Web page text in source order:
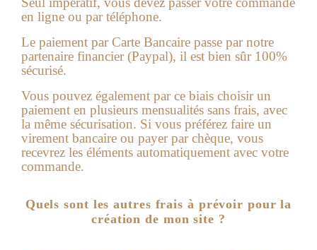
en ligne ou par téléphone.
Le paiement par Carte Bancaire passe par notre
partenaire financier (Paypal), il est bien sûr 100%
sécurisé.
Vous pouvez également par ce biais choisir un
paiement en plusieurs mensualités sans frais, avec
la même sécurisation. Si vous préférez faire un
virement bancaire ou payer par chèque, vous
recevrez les éléments automatiquement avec votre
commande.
Quels sont les autres frais à prévoir pour la
création de mon site ?